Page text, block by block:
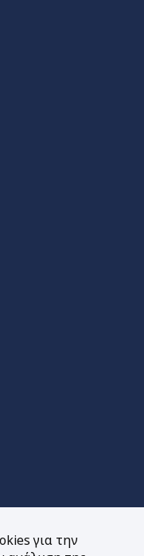
για την